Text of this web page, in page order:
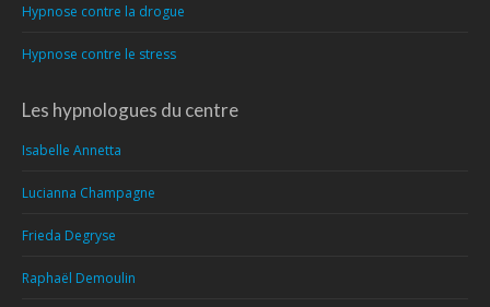
Hypnose contre la drogue
Hypnose contre le stress
Les hypnologues du centre
Isabelle Annetta
Lucianna Champagne
Frieda Degryse
Raphaël Demoulin